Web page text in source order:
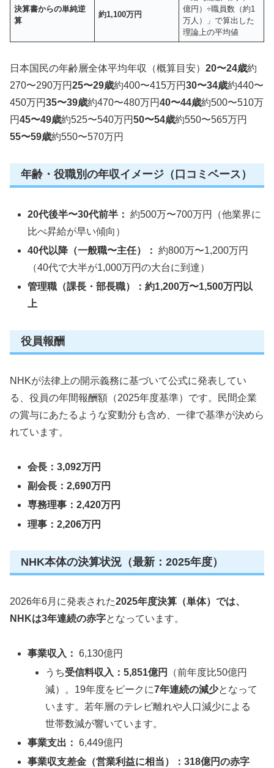
決算書からの単純逆
算
約1,100万円
億円）÷職員数（約1
万人）」で算出した
理論上の平均値
日本国民の年齢層全体平均年収（概算目安） 20〜24歳約
270〜290万円25〜29歳約400〜415万円30〜34歳約440〜
450万円35〜39歳約470〜480万円40〜44歳約500〜510万
円45〜49歳約525〜540万円50〜54歳約550〜565万円
55〜59歳約550〜570万円
年齢・役職別の年収イメージ（口コミベース）
20代後半〜30代前半： 約500万〜700万円（他業界に
比べ昇給が早い傾向）
40代以降（一般職〜主任）： 約800万〜1,200万円
（40代で大半が1,000万円の大台に到達）
管理職（課長・部長職）：約1,200万〜1,500万円以
上
役員報酬
NHKが法律上の開示義務に基づいて公式に発表してい
る、役員の年間報酬額（2025年度基準）です。民間企業
の賞与にあたるような変動分も含め、一律で基準が決めら
れています。
会長：3,092万円
副会長：2,690万円
専務理事：2,420万円
理事：2,206万円
NHK本体の決算状況（最新：2025年度）
2026年6月に発表された2025年度決算（単体）では、
NHKは3年連続の赤字となっています。
事業収入： 6,130億円
うち受信料収入：5,851億円
（前年度比50億円
減）。19年度をピークに7年連続の減少となって
います。若年層のテレビ離れや人口減少による
世帯数減が響いています。
事業支出： 6,449億円
事業収支差金（営業利益に相当）：318億円の赤字